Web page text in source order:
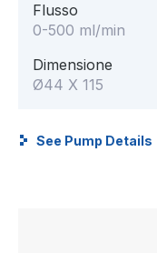
Flusso
0-500 ml/min
Dimensione
Ø44 X 115
See Pump Details